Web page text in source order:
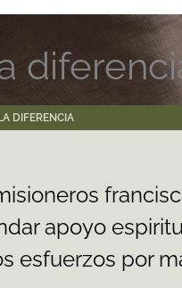
DIFERENCIA
apoyo
esfuerzos por